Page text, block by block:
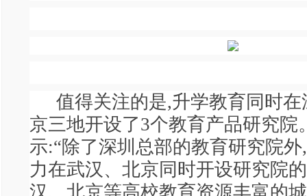
值得关注的是,升学教育同时
京三地开设了3个教育产品研究院
示:“除了深圳总部的教育研究院
力在武汉、北京同时开设研究院
汉、北京等高校教育资源丰富的